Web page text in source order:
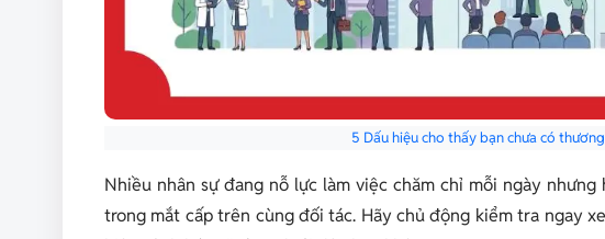
5 Dấu hiệu cho thấy bạn chưa có
Nhiều nhân sự đang nỗ lực làm việc chăm chỉ mỗi ngày
trong mắt cấp trên cùng đối tác. Hãy chủ động kiểm tra ngay